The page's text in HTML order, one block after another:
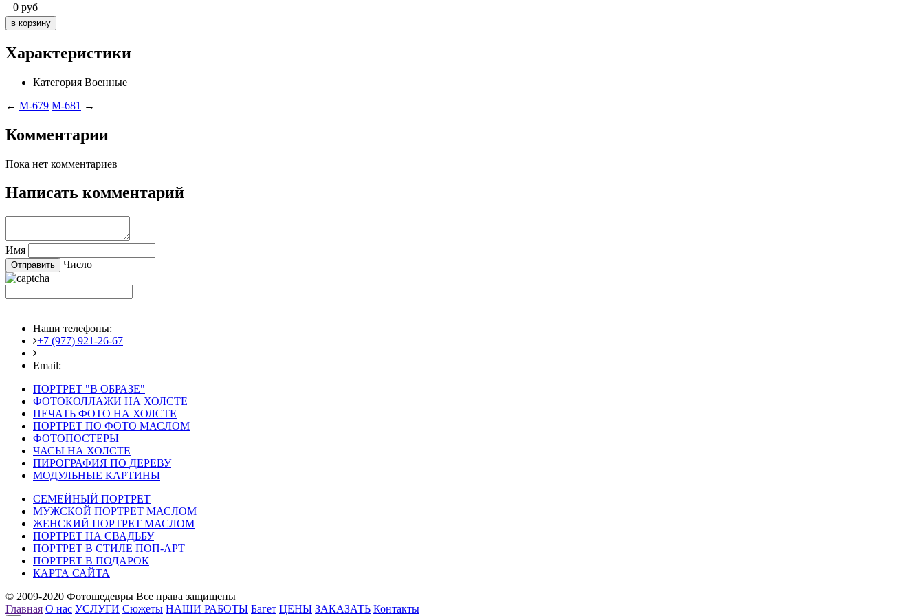
0 руб
Характеристики
Категория Военные
← M-679 M-681 →
Комментарии
Пока нет комментариев
Написать комментарий
Имя
Число
Наши телефоны:
+7 (977) 921-26-67
Email:
ПОРТРЕТ "В ОБРАЗЕ"
ФОТОКОЛЛАЖИ НА ХОЛСТЕ
ПЕЧАТЬ ФОТО НА ХОЛСТЕ
ПОРТРЕТ ПО ФОТО МАСЛОМ
ФОТОПОСТЕРЫ
ЧАСЫ НА ХОЛСТЕ
ПИРОГРАФИЯ ПО ДЕРЕВУ
МОДУЛЬНЫЕ КАРТИНЫ
СЕМЕЙНЫЙ ПОРТРЕТ
МУЖСКОЙ ПОРТРЕТ МАСЛОМ
ЖЕНСКИЙ ПОРТРЕТ МАСЛОМ
ПОРТРЕТ НА СВАДЬБУ
ПОРТРЕТ В СТИЛЕ ПОП-АРТ
ПОРТРЕТ В ПОДАРОК
КАРТА САЙТА
© 2009-2020 Фотошедевры Все права защищены
Главная О нас УСЛУГИ Сюжеты НАШИ РАБОТЫ Багет ЦЕНЫ ЗАКАЗАТЬ Контакты